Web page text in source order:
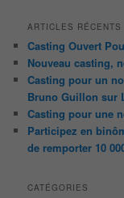
ARTICLES RÉCENTS
Casting Ouvert
Nouveau casting,
Casting pour un
Bruno Guillon sur
Casting pour une
Participez en
de remporter 10
CATÉGORIES